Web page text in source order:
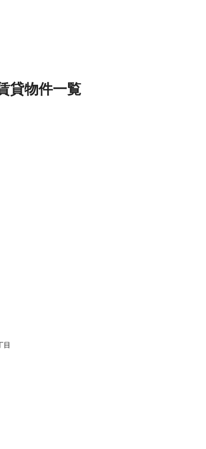
貸物件一覧
目